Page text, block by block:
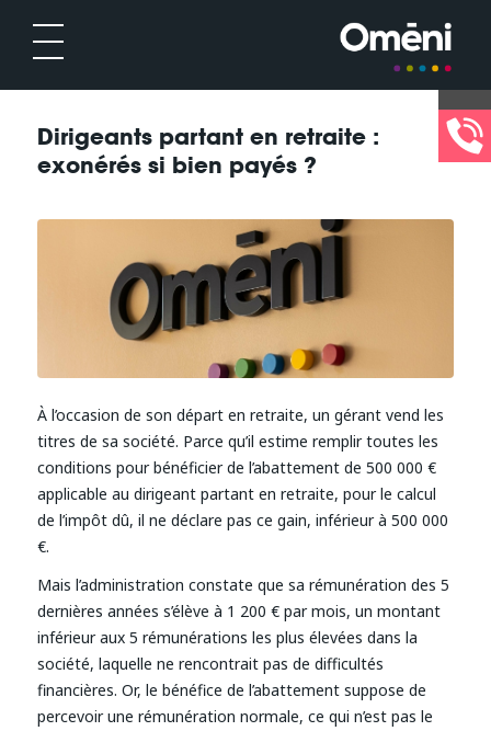
Dirigeants partant en retraite :
exonérés si bien payés ?
À l’occasion de son départ en retraite, un gérant vend les
titres de sa société. Parce qu’il estime remplir toutes les
conditions pour bénéficier de l’abattement de 500 000 €
applicable au dirigeant partant en retraite, pour le calcul
de l’impôt dû, il ne déclare pas ce gain, inférieur à 500 000
€.
Mais l’administration constate que sa rémunération des 5
dernières années s’élève à 1 200 € par mois, un montant
inférieur aux 5 rémunérations les plus élevées dans la
société, laquelle ne rencontrait pas de difficultés
financières. Or, le bénéfice de l’abattement suppose de
percevoir une rémunération normale, ce qui n’est pas le